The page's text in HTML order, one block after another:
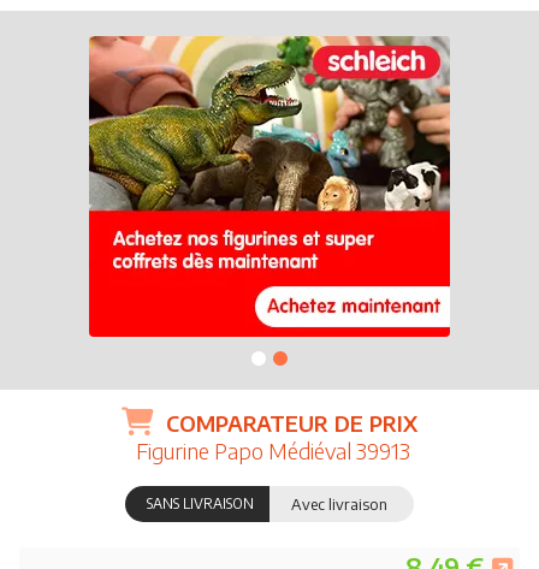
COMPARATEUR DE PRIX
Figurine Papo Médiéval 39913
SANS LIVRAISON Avec livraison